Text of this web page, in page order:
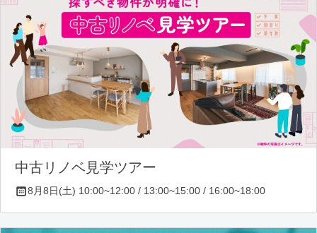
中古リノベ見学ツアー
8月8日(土) 10:00~12:00 / 13:00~15:00 / 16:00~18:00